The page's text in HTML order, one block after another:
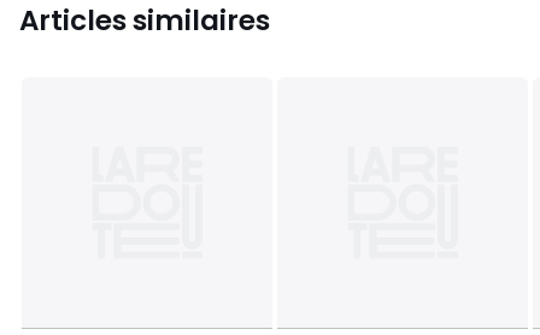
Articles similaires